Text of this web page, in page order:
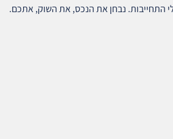
התחייבות. נבחן את הנכס, את השוק, אתכם.